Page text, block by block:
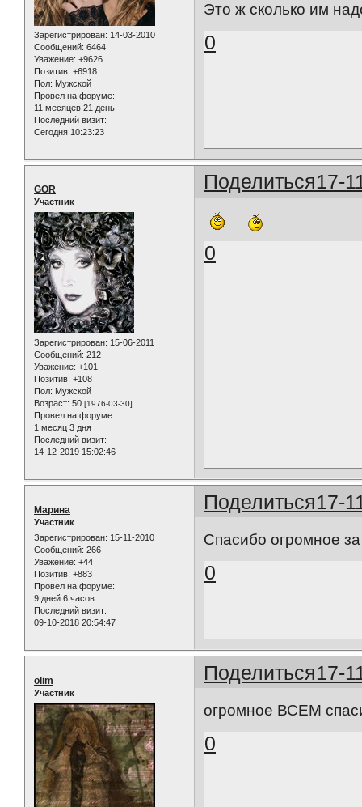
Зарегистрирован: 14-03-2010
Сообщений: 6464
Уважение: +9626
Позитив: +6918
Пол: Мужской
Провел на форуме:
11 месяцев 21 день
Последний визит:
Сегодня 10:23:23
Это ж сколько им
0
Поделиться17-
GOR
Участник
Зарегистрирован: 15-06-2011
Сообщений: 212
Уважение: +101
Позитив: +108
Пол: Мужской
Возраст: 50 [1976-03-30]
Провел на форуме:
1 месяц 3 дня
Последний визит:
14-12-2019 15:02:46
0
Поделиться17-
Марина
Участник
Зарегистрирован: 15-11-2010
Сообщений: 266
Уважение: +44
Позитив: +883
Провел на форуме:
9 дней 6 часов
Последний визит:
09-10-2018 20:54:47
Спасибо огромное
0
Поделиться17-
olim
Участник
огромное ВСЕМ
0